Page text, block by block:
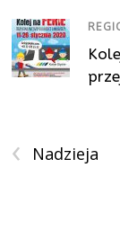
‹ Nadzieja